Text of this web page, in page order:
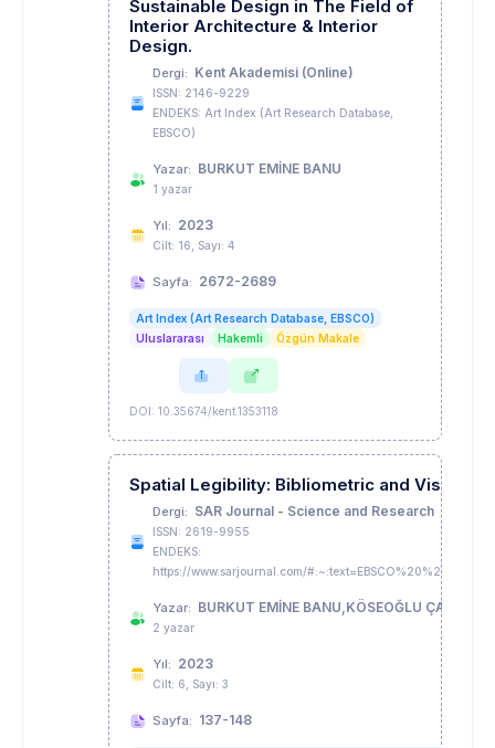
Sustainable Design in The Field of
Interior Architecture & Interior
Design.
Dergi: Kent Akademisi (Online)
ISSN: 2146-9229
ENDEKS: Art Index (Art Research Database,
EBSCO)
Yazar: BURKUT EMİNE BANU
1 yazar
Yıl: 2023
Cilt: 16, Sayı: 4
Sayfa: 2672-2689
Art Index (Art Research Database, EBSCO)
Uluslararası
Hakemli Özgün Makale
DOI: 10.35674/kent.1353118
Spatial Legibility: Bibliometric and
Dergi: SAR Journal - Science and Research
ISSN: 2619-9955
ENDEKS:
https://www.sarjournal.com/
Yazar: BURKUT EMİNE BANU,KÖSEOĞLU ÇAMAŞ
2 yazar
Yıl: 2023
Cilt: 6, Sayı: 3
Sayfa: 137-148